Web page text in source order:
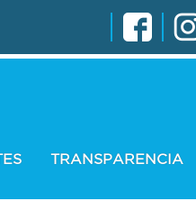
TRANSPARENCIA